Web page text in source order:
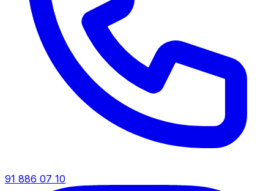
91 886 07 10